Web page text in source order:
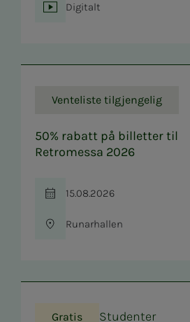
Sted
Digitalt
Venteliste tilgjengelig
50% rabatt på billetter til
Retromessa 2026
Tid
15.08.2026
Sted
Runarhallen
Gratis Studenter